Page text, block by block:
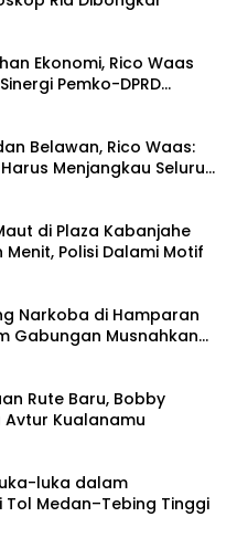
Ekonomi, Rico Waas
Pemko-DPRD
Belawan, Rico Waas:
Menjangkau Seluruh
di Plaza Kabanjahe
Polisi Dalami Motif
Narkoba di Hamparan
Gabungan Musnahkan
Rute Baru, Bobby
Avtur Kualanamu
luka dalam
Medan–Tebing Tinggi